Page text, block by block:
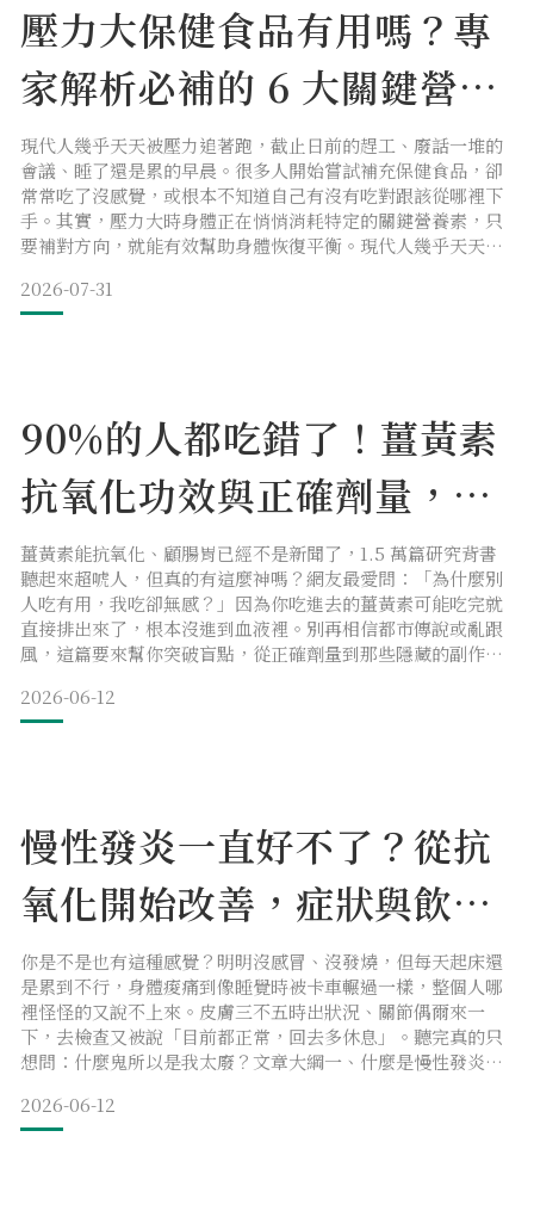
壓力大保健食品有用嗎？專
家解析必補的 6 大關鍵營養
素
現代人幾乎天天被壓力追著跑，截止日前的趕工、廢話一堆的
會議、睡了還是累的早晨。很多人開始嘗試補充保健食品，卻
常常吃了沒感覺，或根本不知道自己有沒有吃對跟該從哪裡下
手。其實，壓力大時身體正在悄悄消耗特定的關鍵營養素，只
要補對方向，就能有效幫助身體恢復平衡。現代人幾乎天天被
的早晨。很多人開始嘗試補充保健食品，卻常常吃了沒感覺，
或根本不知道自己有沒有吃對跟該從哪裡下手。其實，壓力大
2026-07-31
90%的人都吃錯了！薑黃素
抗氧化功效與正確劑量，禁
忌副作用一次解析
薑黃素能抗氧化、顧腸胃已經不是新聞了，1.5 萬篇研究背書
聽起來超唬人，但真的有這麼神嗎？網友最愛問：「為什麼別
人吃有用，我吃卻無感？」因為你吃進去的薑黃素可能吃完就
直接排出來了，根本沒進到血液裡。別再相信都市傳說或亂跟
風，這篇要來幫你突破盲點，從正確劑量到那些隱藏的副作用
文章大綱一、認識薑黃素：從結構說起二、薑黃素的好處與功
效：抗氧化與日常保健作用解析三、薑黃素怎麼吃？正確攝取
2026-06-12
慢性發炎一直好不了？從抗
氧化開始改善，症狀與飲食
一次看懂
你是不是也有這種感覺？明明沒感冒、沒發燒，但每天起床還
是累到不行，身體痠痛到像睡覺時被卡車輾過一樣，整個人哪
裡怪怪的又說不上來。皮膚三不五時出狀況、關節偶爾來一
下，去檢查又被說「目前都正常，回去多休息」。聽完真的只
想問：什麼鬼所以是我太廢？文章大綱一、什麼是慢性發炎？
發炎怎麼辦？全面改善策略四、慢性發炎吃什麼？抗氧化飲食
與營養補充指南五、慢性發炎保健食品推薦與選擇指南六、減
2026-06-12